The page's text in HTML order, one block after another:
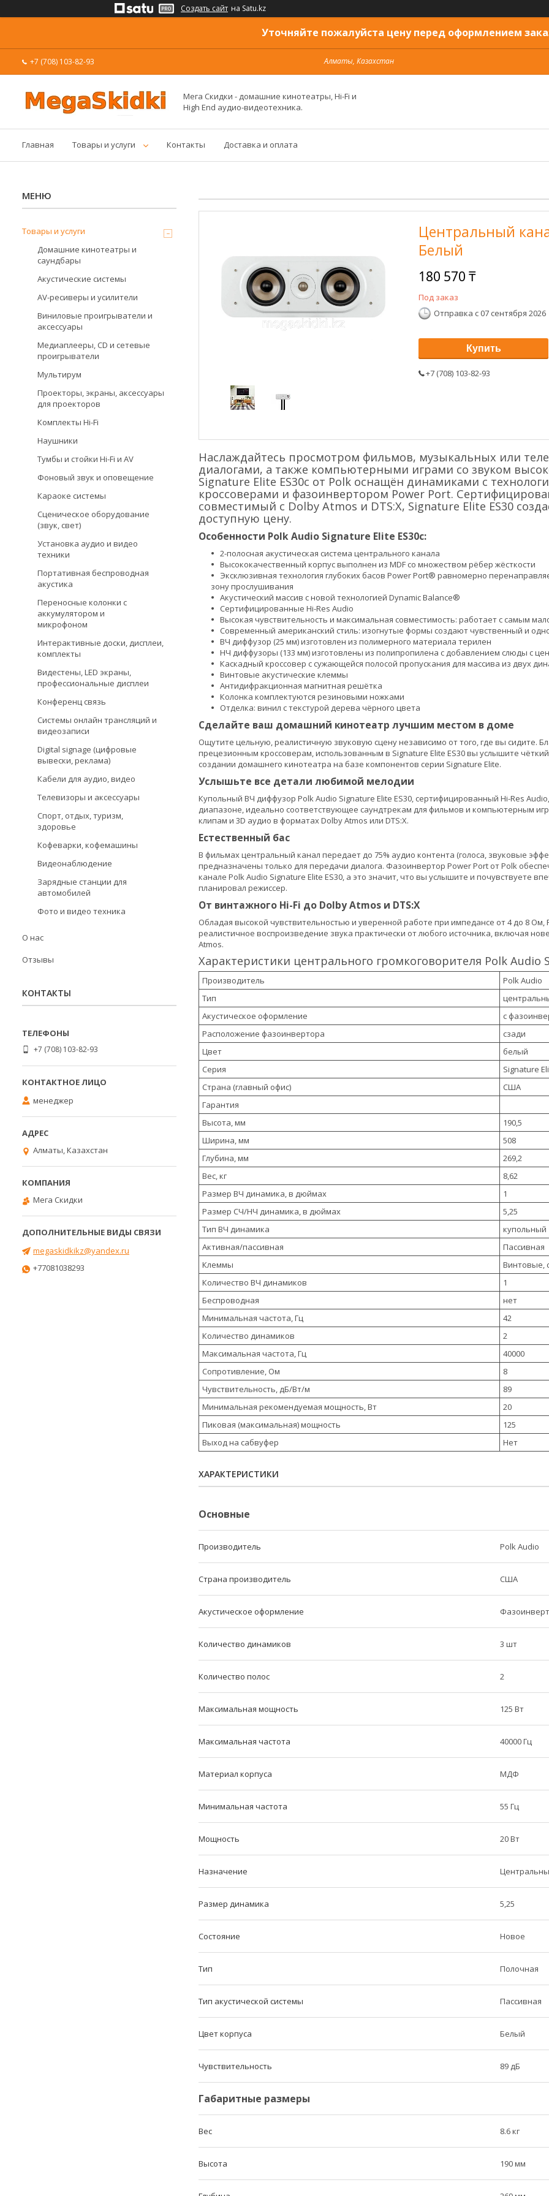
Создать сайт на Satu.kz
Уточняйте пожалуйста цену перед оформлением
+7 (708) 103-82-93 Алматы, Казахстан
Мега Скидки - домашние кинотеатры, Hi-Fi и
High End аудио-видеотехника.
Главная Товары и услуги Контакты Доставка и оплата
Центральный
Белый
180 570 ₸
Под заказ
Отправка с 07 сентября 2026
Купить
+7 (708) 103-82-93
Наслаждайтесь просмотром фильмов, музыкальных или
диалогами, а также компьютерными играми со звуком
Signature Elite ES30c от Polk оснащён динамиками с
кроссоверами и фазоинвертором Power Port.
совместимый с Dolby Atmos и DTS:X, Signature Elite ES30
доступную цену.
Особенности Polk Audio Signature Elite ES30c:
2-полосная акустическая система центрального канала
Высококачественный корпус выполнен из MDF со множеством рёбер жёсткости
Эксклюзивная технология глубоких басов Power Port® равномерно
зону прослушивания
Акустический массив с новой технологией Dynamic Balance®
Сертифицированные Hi-Res Audio
Высокая чувствительность и максимальная совместимость: работает с самым
Современный американский стиль: изогнутые формы создают чувственный и
ВЧ диффузор (25 мм) изготовлен из полимерного материала терилен
НЧ диффузоры (133 мм) изготовлены из полипропилена с добавлением слюды с
Каскадный кроссовер с сужающейся полосой пропускания для массива из двух
Винтовые акустические клеммы
Антидифракционная магнитная решётка
Колонка комплектуются резиновыми ножками
Отделка: винил с текстурой дерева чёрного цвета
Сделайте ваш домашний кинотеатр лучшим местом в доме
Ощутите цельную, реалистичную звуковую сцену независимо от того, где вы сидите.
прецезионным кроссоверам, использованным в Signature Elite ES30 вы услышите
создании домашнего кинотеатра на базе компонентов серии Signature Elite.
Услышьте все детали любимой мелодии
Купольный ВЧ диффузор Polk Audio Signature Elite ES30, сертифицированный Hi-Res
диапазоне, идеально соответствующее саундтрекам для фильмов и компьютерным
клипам и 3D аудио в форматах Dolby Atmos или DTS:X.
Естественный бас
В фильмах центральный канал передает до 75% аудио контента (голоса, звуковые
предназначены только для передачи диалога. Фазоинвертор Power Port от Polk
канале Polk Audio Signature Elite ES30, а это значит, что вы услышите и почувствуете
планировал режиссер.
От винтажного Hi-Fi до Dolby Atmos и DTS:X
Обладая высокой чувствительностью и уверенной работе при импедансе от 4 до 8 Ом,
реалистичное воспроизведение звука практически от любого источника, включая
Atmos.
Характеристики центрального громкоговорителя Polk Audio
Производитель
Polk Audio
Тип
Акустическое оформление
с
Расположение фазоинвертора
сзади
Цвет
белый
Серия
Signature
Страна (главный офис)
США
Гарантия
Высота, мм
190,5
Ширина, мм
508
Глубина, мм
269,2
Вес, кг
8,62
Размер ВЧ динамика, в дюймах
1
Размер СЧ/НЧ динамика, в дюймах
5,25
Тип ВЧ динамика
купольный
Активная/пассивная
Пассивная
Клеммы
Винтовые,
Количество ВЧ динамиков
1
Беспроводная
нет
Минимальная частота, Гц
42
Количество динамиков
2
Максимальная частота, Гц
40000
Сопротивление, Ом
8
Чувствительность, дБ/Вт/м
89
Минимальная рекомендуемая мощность, Вт
20
Пиковая (максимальная) мощность
125
Выход на сабвуфер
Нет
ХАРАКТЕРИСТИКИ
Основные
Производитель Polk Audio
Страна производитель США
Акустическое оформление
Количество динамиков 3 шт
Количество полос 2
Максимальная мощность 125 Вт
Максимальная частота 40000 Гц
Материал корпуса МДФ
Минимальная частота 55 Гц
Мощность 20 Вт
Назначение
Размер динамика 5,25
Состояние Новое
Тип Полочная
Тип акустической системы Пассивная
Цвет корпуса Белый
Чувствительность 89 дБ
Габаритные размеры
Вес 8.6 кг
Высота 190 мм
Товары и услуги
Домашние кинотеатры и
саундбары
Акустические системы
AV-ресиверы и усилители
Виниловые проигрыватели и
аксессуары
Медиаплееры, CD и сетевые
проигрыватели
Мультирум
Проекторы, экраны, аксессуары
для проекторов
Комплекты Hi-Fi
Наушники
Тумбы и стойки Hi-Fi и AV
Фоновый звук и оповещение
Караоке системы
Сценическое оборудование
(звук, свет)
Установка аудио и видео
техники
Портативная беспроводная
акустика
Переносные колонки с
аккумулятором и
микрофоном
Интерактивные доски, дисплеи,
комплекты
Видестены, LED экраны,
профессиональные дисплеи
Конференц связь
Системы онлайн трансляций и
видеозаписи
Digital signage (цифровые
вывески, реклама)
Кабели для аудио, видео
Телевизоры и аксессуары
Спорт, отдых, туризм,
здоровье
Кофеварки, кофемашины
Видеонаблюдение
Зарядные станции для
автомобилей
Фото и видео техника
О нас
Отзывы
КОНТАКТЫ
+7 (708) 103-82-93
менеджер
Алматы, Казахстан
Мега Скидки
megaskidkikz@yandex.ru
+77081038293